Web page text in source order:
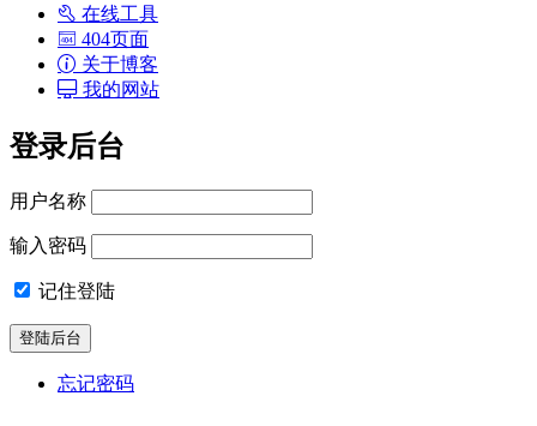
在线工具
404页面
关于博客
我的网站
登录后台
用户名称
输入密码
记住登陆
忘记密码